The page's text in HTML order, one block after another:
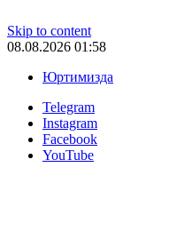
Skip to content
08.08.2026 01:58
Юртимизда
Telegram
Instagram
Facebook
YouTube